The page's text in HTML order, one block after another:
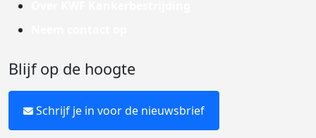
Blijf op de hoogte
Schrijf je in voor de nieuwsbrief